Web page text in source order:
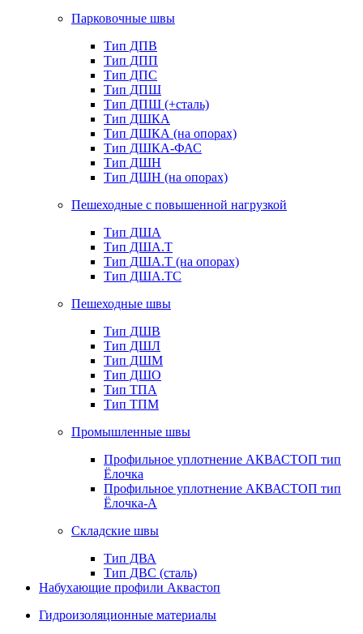
Парковочные швы
Тип ДПВ
Тип ДПП
Тип ДПС
Тип ДПШ
Тип ДПШ (+сталь)
Тип ДШКА
Тип ДШКА (на опорах)
Тип ДШКА-ФАС
Тип ДШН
Тип ДШН (на опорах)
Пешеходные с повышенной нагрузкой
Тип ДША
Тип ДША.Т
Тип ДША.Т (на опорах)
Тип ДША.ТС
Пешеходные швы
Тип ДШВ
Тип ДШЛ
Тип ДШМ
Тип ДШО
Тип ТПА
Тип ТПМ
Промышленные швы
Профильное уплотнение АКВАСТОП тип
Ёлочка
Профильное уплотнение АКВАСТОП тип
Ёлочка-А
Складские швы
Тип ДВА
Тип ДВС (сталь)
Набухающие профили Аквастоп
Гидроизоляционные материалы